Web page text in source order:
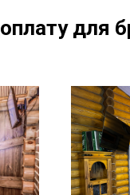
для